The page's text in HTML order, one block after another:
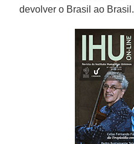
devolver o Brasil ao Brasil.